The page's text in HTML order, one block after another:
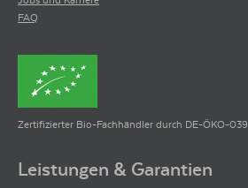
FAQ
Zertifizierter Bio-Fachhändler durch DE-ÖKO-039
Leistungen & Garantien